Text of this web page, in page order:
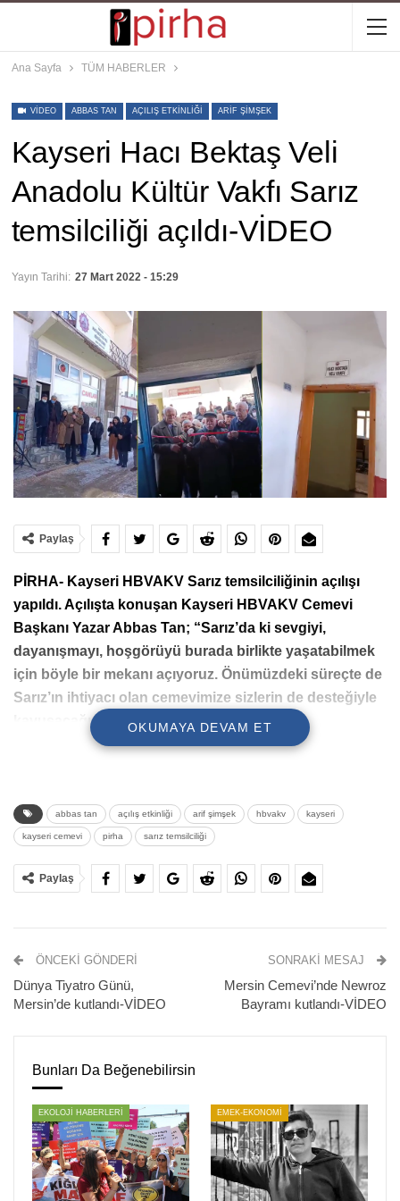
Ana Sayfa TÜM HABERLER
VIDEO ABBAS TAN AÇILIŞ ETKINLIĞI ARIF ŞIMŞEK
Kayseri Hacı Bektaş Veli
Anadolu Kültür Vakfı Sarız
temsilciliği açıldı-VİDEO
Yayın Tarihi: 27 Mart 2022 - 15:29
Paylaş
PİRHA- Kayseri HBVAKV Sarız temsilciliğinin açılışı
yapıldı. Açılışta konuşan Kayseri HBVAKV Cemevi
Başkanı Yazar Abbas Tan; “Sarız’da ki sevgiyi,
dayanışmayı, hoşgörüyü burada birlikte yaşatabilmek
için böyle bir mekanı açıyoruz. Önümüzdeki süreçte de
Sarız’ın ihtiyacı olan cemevimize sizlerin de desteğiyle
kavuşacağımıza inanıyorum” dedi.
Kayseri Hacı Bektaş Veli Anadolu Kültür Vakfı (HBVAKV)
Sarız temsilciliğinin açılışı yapıldı. Alevi yurttaşlar, Kayseri
HBVAKV çağrısıyla Sarız’da dernek binası önünde bir
başlayan açılış etkinliği, Sarız Temsilcisi Arif Şimşek’in kısa
konuşmasıyla devam etti.
“SARIZ’DA Kİ DAYANIŞMAYI, HOŞGÖRÜYÜ BİRLİKTE
YAŞATABİLMEK İÇİN BU MEKANI AÇIYORUZ”
Şimşek’in konuşmasının ardından sözü Kayseri HBVAKV
OKUMAYA DEVAM ET
abbas tan açılış etkinliği arif şimşek hbvakv kayseri
kayseri cemevi pirha sarız temsilciliği
Paylaş
ÖNCEKI GÖNDERI
Dünya Tiyatro Günü,
Mersin’de kutlandı-VİDEO
SONRAKI MESAJ
Mersin Cemevi’nde Newroz
Bayramı kutlandı-VİDEO
Bunları Da Beğenebilirsin
EKOLOJİ HABERLERİ EMEK-EKONOMİ